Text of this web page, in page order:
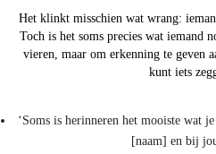
Het klinkt misschien wat wrang:
Toch is het soms precies wat iemand
vieren, maar om erkenning te geven
kunt iets
‘Soms is herinneren het mooiste wat
[naam] en bij